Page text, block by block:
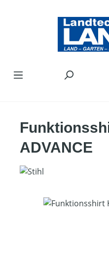
ADVANCE
Bildergalerie überspringen